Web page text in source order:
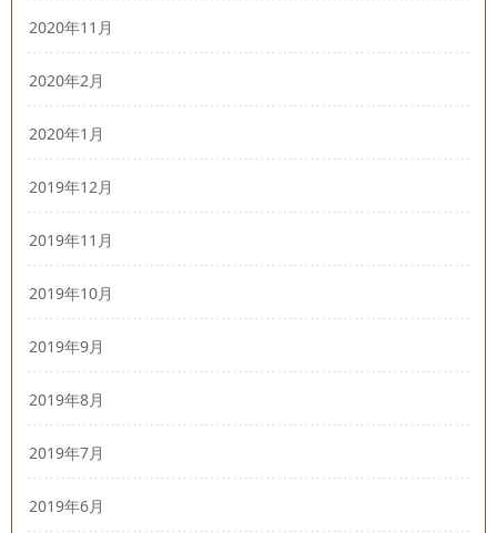
2020年11月
2020年2月
2020年1月
2019年12月
2019年11月
2019年10月
2019年9月
2019年8月
2019年7月
2019年6月